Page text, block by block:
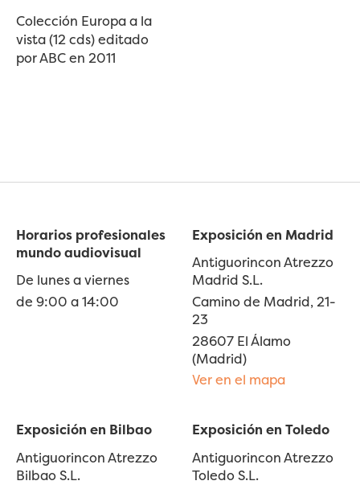
Colección Europa a la
vista (12 cds) editado
por ABC en 2011
Horarios profesionales
mundo audiovisual
De lunes a viernes
de 9:00 a 14:00
Exposición en Madrid
Antiguorincon Atrezzo
Madrid S.L.
Camino de Madrid, 21-
23
28607 El Álamo
(Madrid)
Ver en el mapa
Exposición en Bilbao
Antiguorincon Atrezzo
Bilbao S.L.
Exposición en Toledo
Antiguorincon Atrezzo
Toledo S.L.